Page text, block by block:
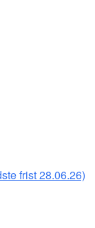
frist 28.06.26)